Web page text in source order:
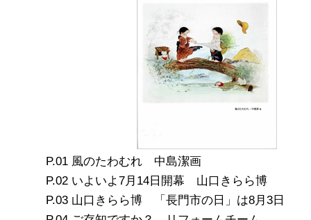
風のたわむれ 中島潔画
いよいよ7月14日開幕 山口きらら博
山口きらら博 「長門市の日」は8月3日